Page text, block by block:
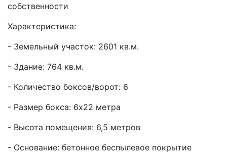
собственности
Характеристика:
- Земельный участок: 2601 кв.м.
- Здание: 764 кв.м.
- Количество боксов/ворот: 6
- Размер бокса: 6х22 метра
- Высота помещения: 6,5 метров
- Основание: бетонное беспылевое покрытие